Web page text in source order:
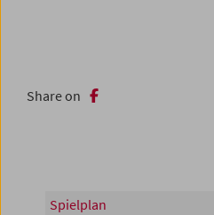
Share on
Spielplan